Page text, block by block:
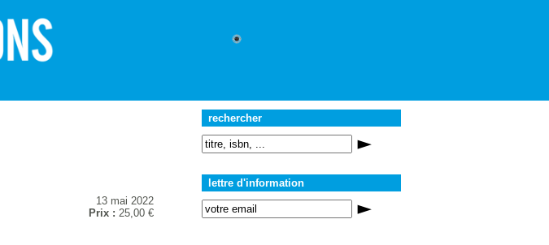
rechercher
lettre d'information
13 mai 2022
Prix : 25,00 €